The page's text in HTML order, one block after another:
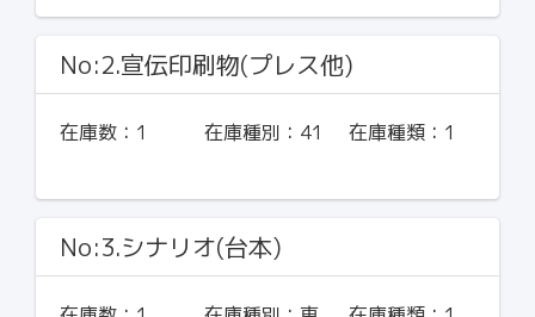
No:2.宣伝印刷物(プレス他)
在庫数： 1 在庫種別： 41 在庫種類： 1
No:3.シナリオ(台本)